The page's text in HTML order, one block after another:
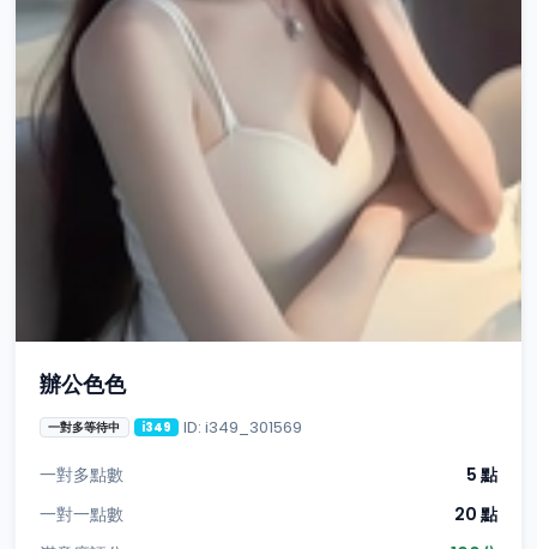
辦公色色
一對多等待中 i349 ID: i349_301569
一對多點數
5 點
一對一點數
20 點